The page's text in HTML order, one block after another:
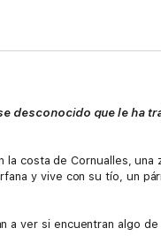
desconocido que le ha
la costa de Cornualles,
y vive con su tío, un
a ver si encuentran algo